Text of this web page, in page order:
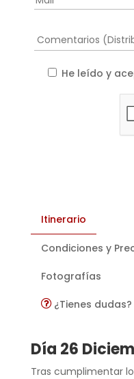
He leído y
Itinerario
Condiciones y
Fotografías
¿Tienes
Día 26
Tras cumplimentar